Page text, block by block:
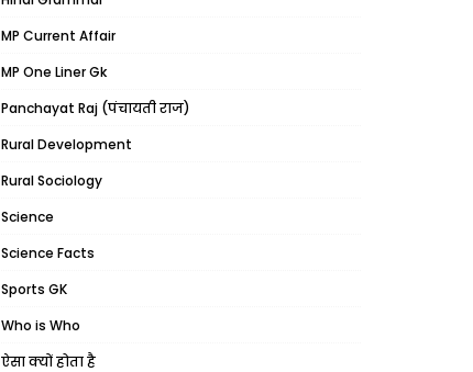
MP Current Affair
MP One Liner Gk
Panchayat Raj (पंचायती राज)
Rural Development
Rural Sociology
Science
Science Facts
Sports GK
Who is Who
ऐसा क्यों होता है